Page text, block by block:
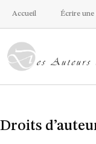
Accueil Écrire
Droits